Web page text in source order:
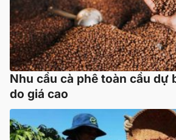
Nhu cầu cà phê toàn cầu dự
do giá cao